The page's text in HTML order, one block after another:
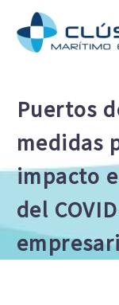
Puertos
medidas
impacto
del